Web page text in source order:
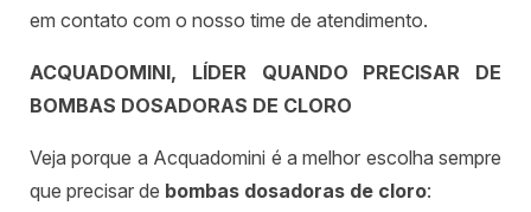
em contato com o nosso time de atendimento.
ACQUADOMINI, LÍDER QUANDO PRECISAR DE
BOMBAS DOSADORAS DE CLORO
Veja porque a Acquadomini é a melhor escolha sempre
que precisar de bombas dosadoras de cloro: